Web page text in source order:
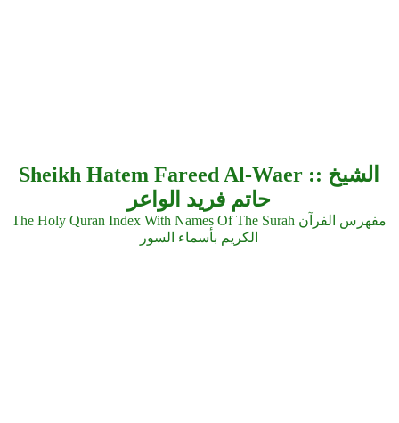
Sheikh Hatem Fareed Al-Waer :: الشيخ
حاتم فريد الواعر
The Holy Quran Index With Names Of The Surah مفهرس الفرآن
الكريم بأسماء السور